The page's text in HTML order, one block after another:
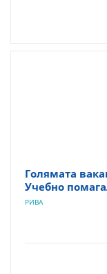
Голямата
Учебно
РИВА